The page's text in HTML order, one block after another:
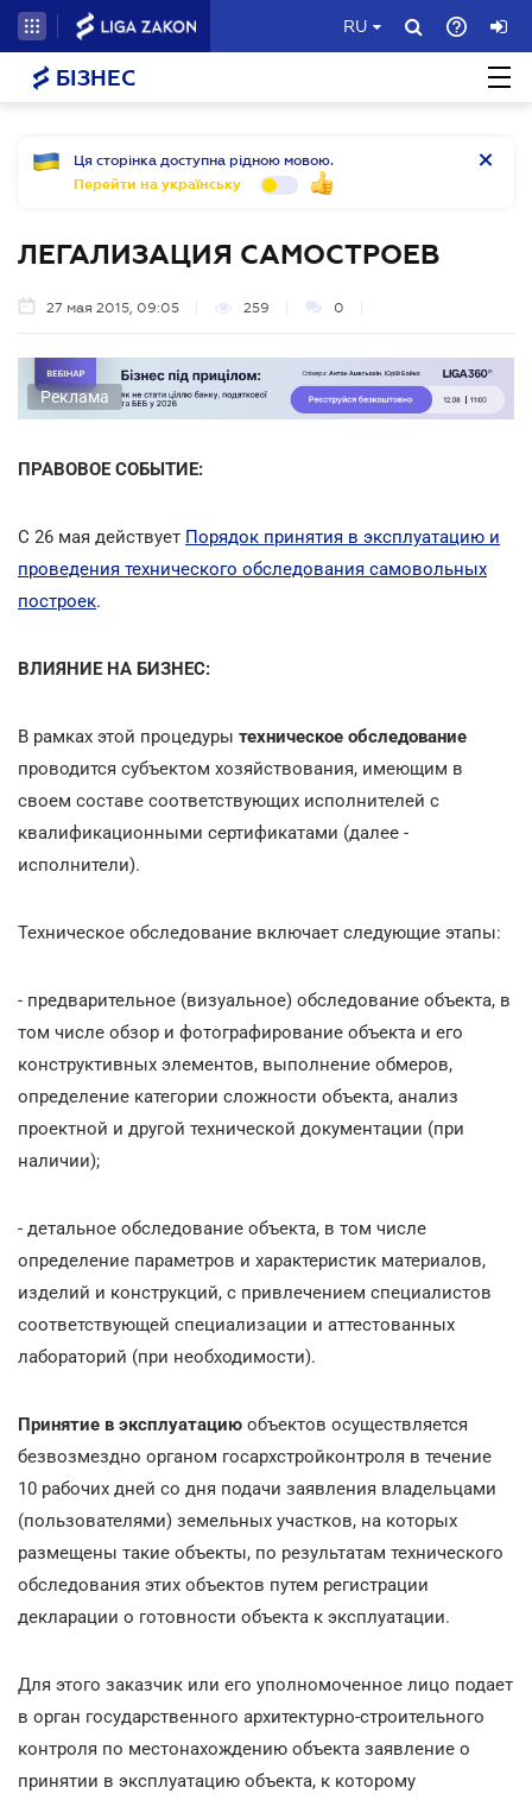
RU
БІЗНЕС
Ця сторінка доступна рідною мовою.
Перейти на українську
ЛЕГАЛИЗАЦИЯ САМОСТРОЕВ
27 мая 2015, 09:05 259 0
Реклама
ПРАВОВОЕ СОБЫТИЕ:
С 26 мая действует Порядок принятия в эксплуатацию и
проведения технического обследования самовольных
построек.
ВЛИЯНИЕ НА БИЗНЕС:
В рамках этой процедуры техническое обследование
проводится субъектом хозяйствования, имеющим в
своем составе соответствующих исполнителей с
квалификационными сертификатами (далее -
исполнители).
Техническое обследование включает следующие этапы:
- предварительное (визуальное) обследование объекта, в
том числе обзор и фотографирование объекта и его
конструктивных элементов, выполнение обмеров,
определение категории сложности объекта, анализ
проектной и другой технической документации (при
наличии);
- детальное обследование объекта, в том числе
определение параметров и характеристик материалов,
изделий и конструкций, с привлечением специалистов
соответствующей специализации и аттестованных
лабораторий (при необходимости).
Принятие в эксплуатацию объектов осуществляется
безвозмездно органом госархстройконтроля в течение
10 рабочих дней со дня подачи заявления владельцами
(пользователями) земельных участков, на которых
размещены такие объекты, по результатам технического
обследования этих объектов путем регистрации
декларации о готовности объекта к эксплуатации.
Для этого заказчик или его уполномоченное лицо подает
в орган государственного архитектурно-строительного
контроля по местонахождению объекта заявление о
принятии в эксплуатацию объекта, к которому